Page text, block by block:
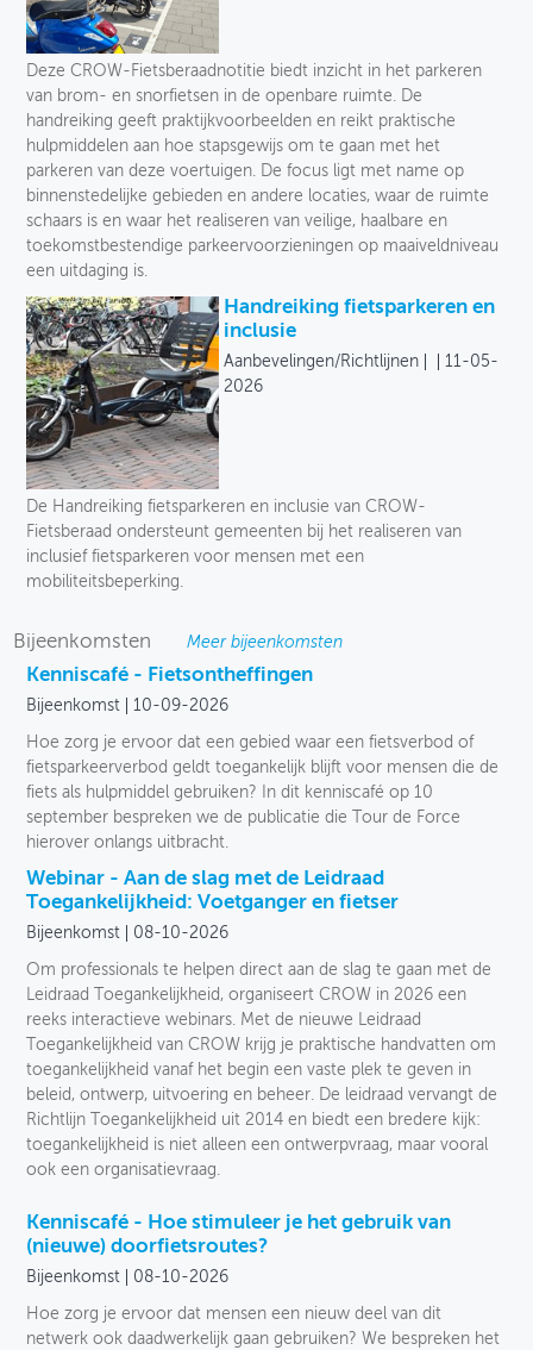
Deze CROW-Fietsberaadnotitie biedt inzicht in het parkeren
van brom- en snorfietsen in de openbare ruimte. De
handreiking geeft praktijkvoorbeelden en reikt praktische
hulpmiddelen aan hoe stapsgewijs om te gaan met het
parkeren van deze voertuigen. De focus ligt met name op
binnenstedelijke gebieden en andere locaties, waar de ruimte
schaars is en waar het realiseren van veilige, haalbare en
toekomstbestendige parkeervoorzieningen op maaiveldniveau
een uitdaging is.
Handreiking fietsparkeren en
inclusie
Aanbevelingen/Richtlijnen
11-05-
2026
De Handreiking fietsparkeren en inclusie van CROW-
Fietsberaad ondersteunt gemeenten bij het realiseren van
inclusief fietsparkeren voor mensen met een
mobiliteitsbeperking.
Bijeenkomsten Meer bijeenkomsten
Kenniscafé - Fietsontheffingen
Bijeenkomst 10-09-2026
Hoe zorg je ervoor dat een gebied waar een fietsverbod of
fietsparkeerverbod geldt toegankelijk blijft voor mensen die de
fiets als hulpmiddel gebruiken? In dit kenniscafé op 10
september bespreken we de publicatie die Tour de Force
hierover onlangs uitbracht.
Webinar - Aan de slag met de Leidraad
Toegankelijkheid: Voetganger en fietser
Bijeenkomst 08-10-2026
Om professionals te helpen direct aan de slag te gaan met de
Leidraad Toegankelijkheid, organiseert CROW in 2026 een
reeks interactieve webinars. Met de nieuwe Leidraad
Toegankelijkheid van CROW krijg je praktische handvatten om
toegankelijkheid vanaf het begin een vaste plek te geven in
beleid, ontwerp, uitvoering en beheer. De leidraad vervangt de
Richtlijn Toegankelijkheid uit 2014 en biedt een bredere kijk:
toegankelijkheid is niet alleen een ontwerpvraag, maar vooral
ook een organisatievraag.
Kenniscafé - Hoe stimuleer je het gebruik van
(nieuwe) doorfietsroutes?
Bijeenkomst 08-10-2026
Hoe zorg je ervoor dat mensen een nieuw deel van dit
netwerk ook daadwerkelijk gaan gebruiken? We bespreken het